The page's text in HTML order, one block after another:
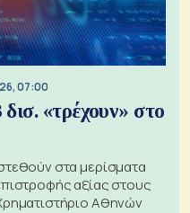
07:00
«τρέχουν» στο
στα μερίσματα
αξίας στους
Αθηνών